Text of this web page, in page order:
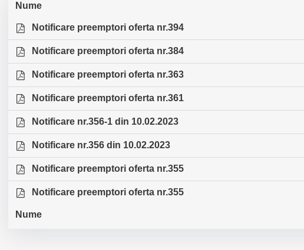
Nume
Notificare preemptori oferta nr.394
Notificare preemptori oferta nr.384
Notificare preemptori oferta nr.363
Notificare preemptori oferta nr.361
Notificare nr.356-1 din 10.02.2023
Notificare nr.356 din 10.02.2023
Notificare preemptori oferta nr.355
Notificare preemptori oferta nr.355
Nume